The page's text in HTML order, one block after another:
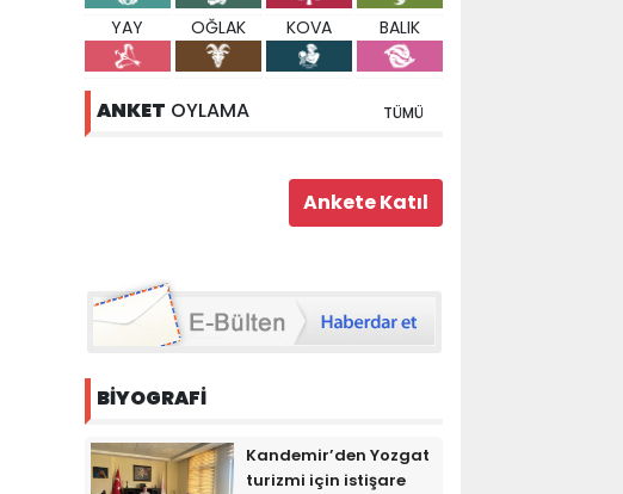
YAY OĞLAK KOVA BALIK
ANKET OYLAMA TÜMÜ
BİYOGRAFİ
Kandemir’den Yozgat
turizmi için istişare